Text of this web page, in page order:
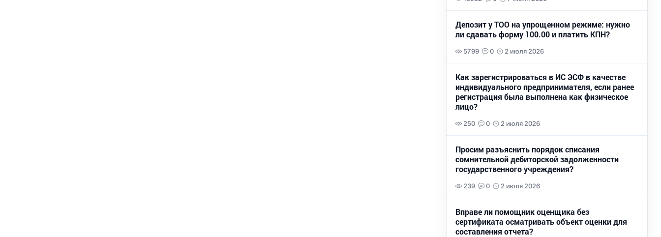
Депозит у ТОО на упрощенном режиме: нужно
ли сдавать форму 100.00 и платить КПН?
5799 0 2 июля 2026
Как зарегистрироваться в ИС ЭСФ в качестве
индивидуального предпринимателя, если ранее
регистрация была выполнена как физическое
лицо?
250 0 2 июля 2026
Просим разъяснить порядок списания
сомнительной дебиторской задолженности
государственного учреждения?
239 0 2 июля 2026
Вправе ли помощник оценщика без
сертификата осматривать объект оценки для
составления отчета?